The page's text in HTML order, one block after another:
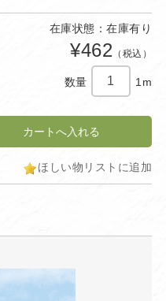
在庫状態：在庫有り
¥462 （税込）
数量 1m
ほしい物リストに追加